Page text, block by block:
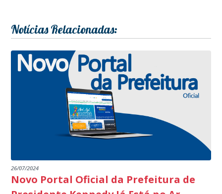
Notícias Relacionadas:
26/07/2024
Novo Portal Oficial da Prefeitura de